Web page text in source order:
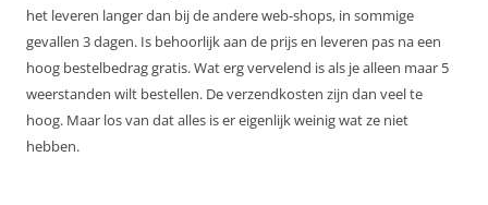
het leveren langer dan bij de andere web-shops, in sommige
gevallen 3 dagen. Is behoorlijk aan de prijs en leveren pas na een
hoog bestelbedrag gratis. Wat erg vervelend is als je alleen maar 5
weerstanden wilt bestellen. De verzendkosten zijn dan veel te
hoog. Maar los van dat alles is er eigenlijk weinig wat ze niet
hebben.